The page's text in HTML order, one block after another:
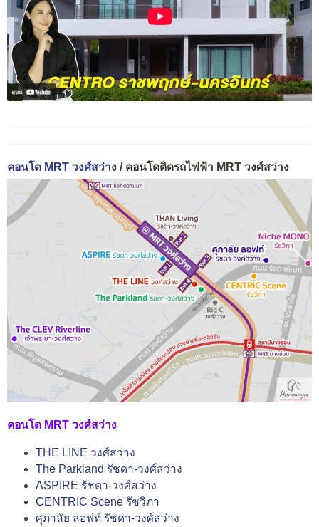
คอนโด MRT วงศ์สว่าง / คอนโดติดรถไฟฟ้า MRT วงศ์สว่าง
คอนโด MRT วงศ์สว่าง
THE LINE วงศ์สว่าง
The Parkland รัชดา-วงศ์สว่าง
ASPIRE รัชดา-วงศ์สว่าง
CENTRIC Scene รัชวิภา
ศุภาลัย ลอฟท์ รัชดา-วงศ์สว่าง